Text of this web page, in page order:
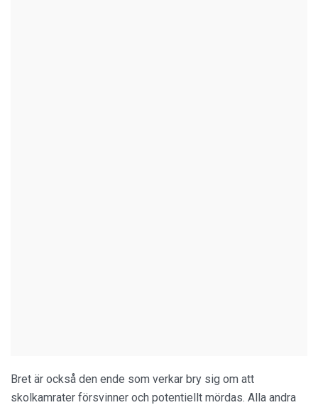
Bret är också den ende som verkar bry sig om att
skolkamrater försvinner och potentiellt mördas. Alla andra